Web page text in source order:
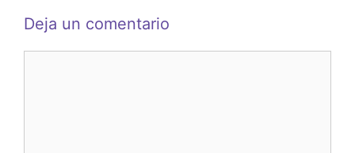
Deja un comentario